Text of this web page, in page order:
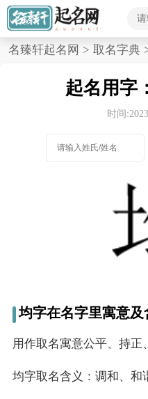
首
名
名臻轩起名网 > 取名字典
起名用字
时间
均字在名字里寓意及
用作取名寓意公平、持正
均字取名含义：调和、和